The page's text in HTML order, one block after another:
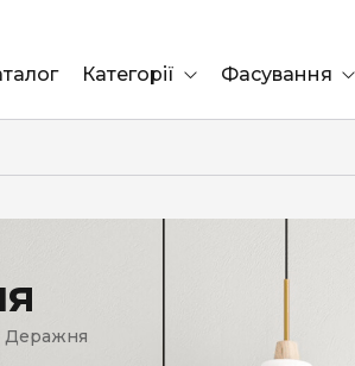
Категорії
Без фільтра
Фасування
Деражня